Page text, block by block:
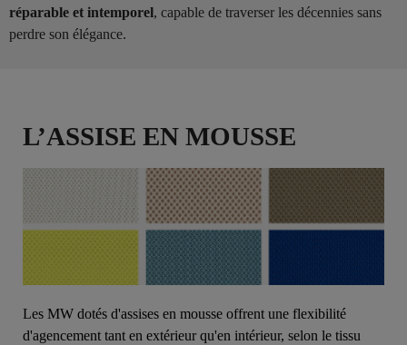
réparable et intemporel, capable de traverser les décennies sans
perdre son élégance.
L’ASSISE EN MOUSSE
Les MW dotés d'assises en mousse offrent une flexibilité
d'agencement tant en extérieur qu'en intérieur, selon le tissu